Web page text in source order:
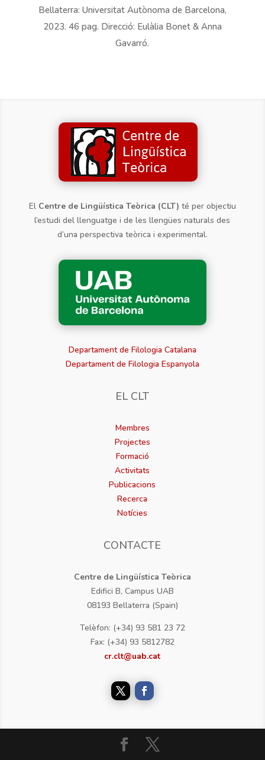
Bellaterra: Universitat Autònoma de Barcelona,
2023. 46 pag. Direcció: Eulàlia Bonet & Anna
Gavarró.
El Centre de Lingüística Teòrica (CLT) té per objectiu
l’estudi del llenguatge i de les llengües naturals des
d’una perspectiva teòrica i experimental.
Departament de Filologia Catalana
Departament de Filologia Espanyola
EL CLT
Membres
Projectes
Formació
Activitats
Publicacions
Recerca
Notícies
CONTACTE
Centre de Lingüística Teòrica
Edifici B, Campus UAB
08193 Bellaterra (Spain)
Telèfon: (+34) 93 581 23 72
Fax: (+34) 93 5812782
cr.clt@uab.cat